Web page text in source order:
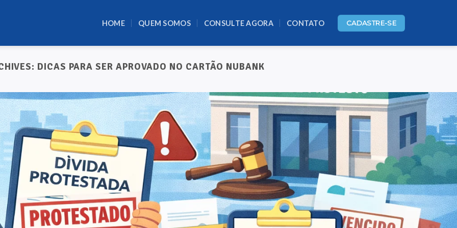
HOME QUEM SOMOS CONSULTE AGORA CONTATO CADASTRE-SE
DICAS PARA SER APROVADO NO CARTÃO NUBANK